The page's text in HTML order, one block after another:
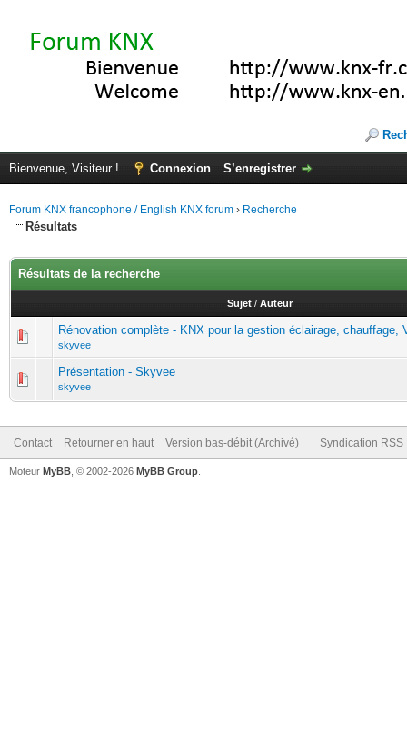
Bienvenue, Visiteur ! Connexion S’enregistrer
Forum KNX francophone / English KNX forum › Recherche
Résultats
Résultats de la recherche
Sujet / Auteur
Rénovation complète - KNX pour la gestion éclairage, chauffage,
skyvee
Présentation - Skyvee
skyvee
Contact Retourner en haut Version bas-débit (Archivé) Syndication RSS
Moteur MyBB , © 2002-2026 MyBB Group